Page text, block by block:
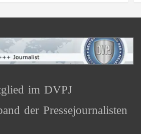
im DVPJ
der Pressejournalisten